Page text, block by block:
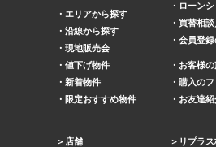
エリアから探す
沿線から探す
現地販売会
値下げ物件
新着物件
限定おすすめ物件
ローン
買替相
会員登録
お客様の
購入の
お友達
店舗
リプラ